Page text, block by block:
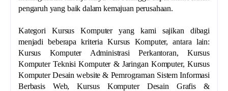
pengaruh yang baik dalam kemajuan perusahaan.
Kategori Kursus Komputer yang kami sajikan dibagi
menjadi beberapa kriteria Kursus Komputer, antara lain:
Kursus Komputer Administrasi Perkantoran, Kursus
Komputer Teknisi Komputer & Jaringan Komputer, Kursus
Komputer Desain website & Pemrograman Sistem Informasi
Berbasis Web, Kursus Komputer Desain Grafis &